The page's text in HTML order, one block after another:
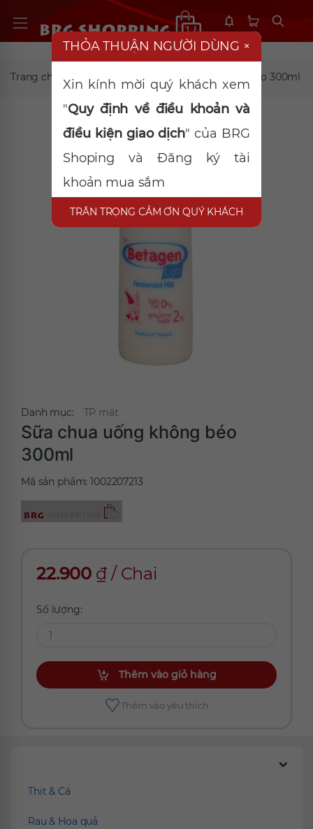
Trang chủ TP mát Sữa chua uống không béo 300ml
Danh mục: TP mát
Sữa chua uống không béo
300ml
Mã sản phẩm:1002207213
22.900 ₫ / Chai
Số lượng:
Thêm vào giỏ hàng
Thêm vào yêu thích
Thịt & Cá
Rau & Hoa quả
THỎA THUẬN NGƯỜI DÙNG ×
Xin kính mời quý khách xem
"Quy định về điều khoản và
điều kiện giao dịch" của BRG
Shoping và Đăng ký tài
khoản mua sắm
TRÂN TRỌNG CẢM ƠN QUÝ KHÁCH